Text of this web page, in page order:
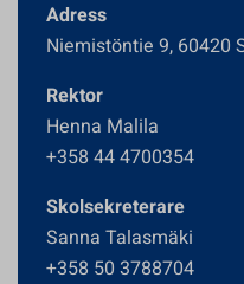
Adress
Niemistöntie 9, 60420
Rektor
Henna Malila
+358 44 4700354
Skolsekreterare
Sanna Talasmäki
+358 50 3788704